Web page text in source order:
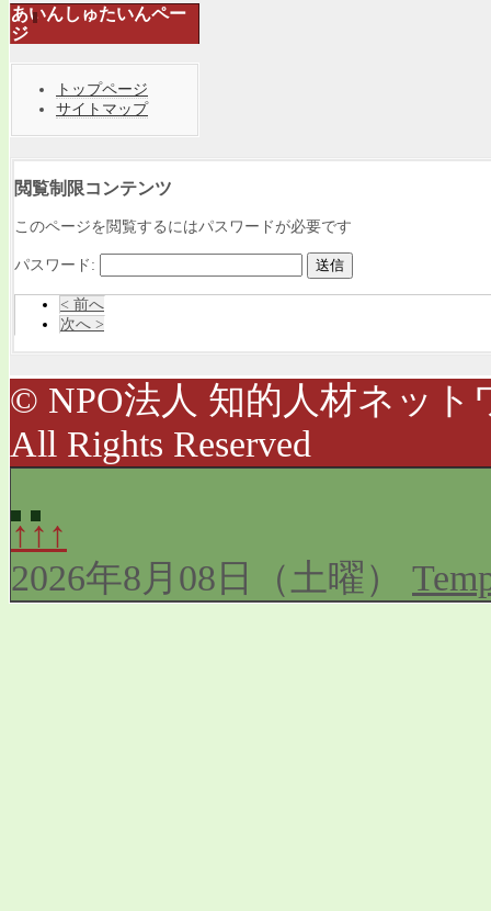
あいんしゅたいんペー
ジ
トップページ
サイトマップ
閲覧制限コンテンツ
このページを閲覧するにはパスワードが必要です
パスワード:
< 前へ
次へ >
© NPO法人 知的人材ネット
All Rights Reserved
↑↑↑
2026年8月08日（土曜）